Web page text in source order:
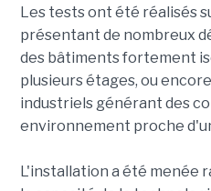
Les tests ont été réalisés
présentant de nombreux
des bâtiments fortement
plusieurs étages, ou
industriels générant des
environnement proche
L'installation a été menée